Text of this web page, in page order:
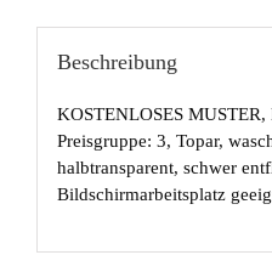
Beschreibung
KOSTENLOSES
Preisgruppe: 3, Topar,
halbtransparent, schwer
Bildschirmarbeitsplatz